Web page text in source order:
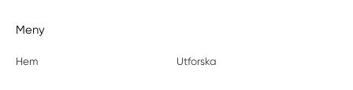
Meny
Hem Utforska